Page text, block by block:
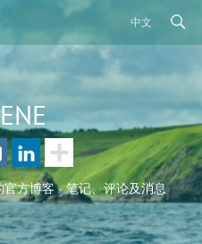
中文
官方博客 - 笔记、评论及消息